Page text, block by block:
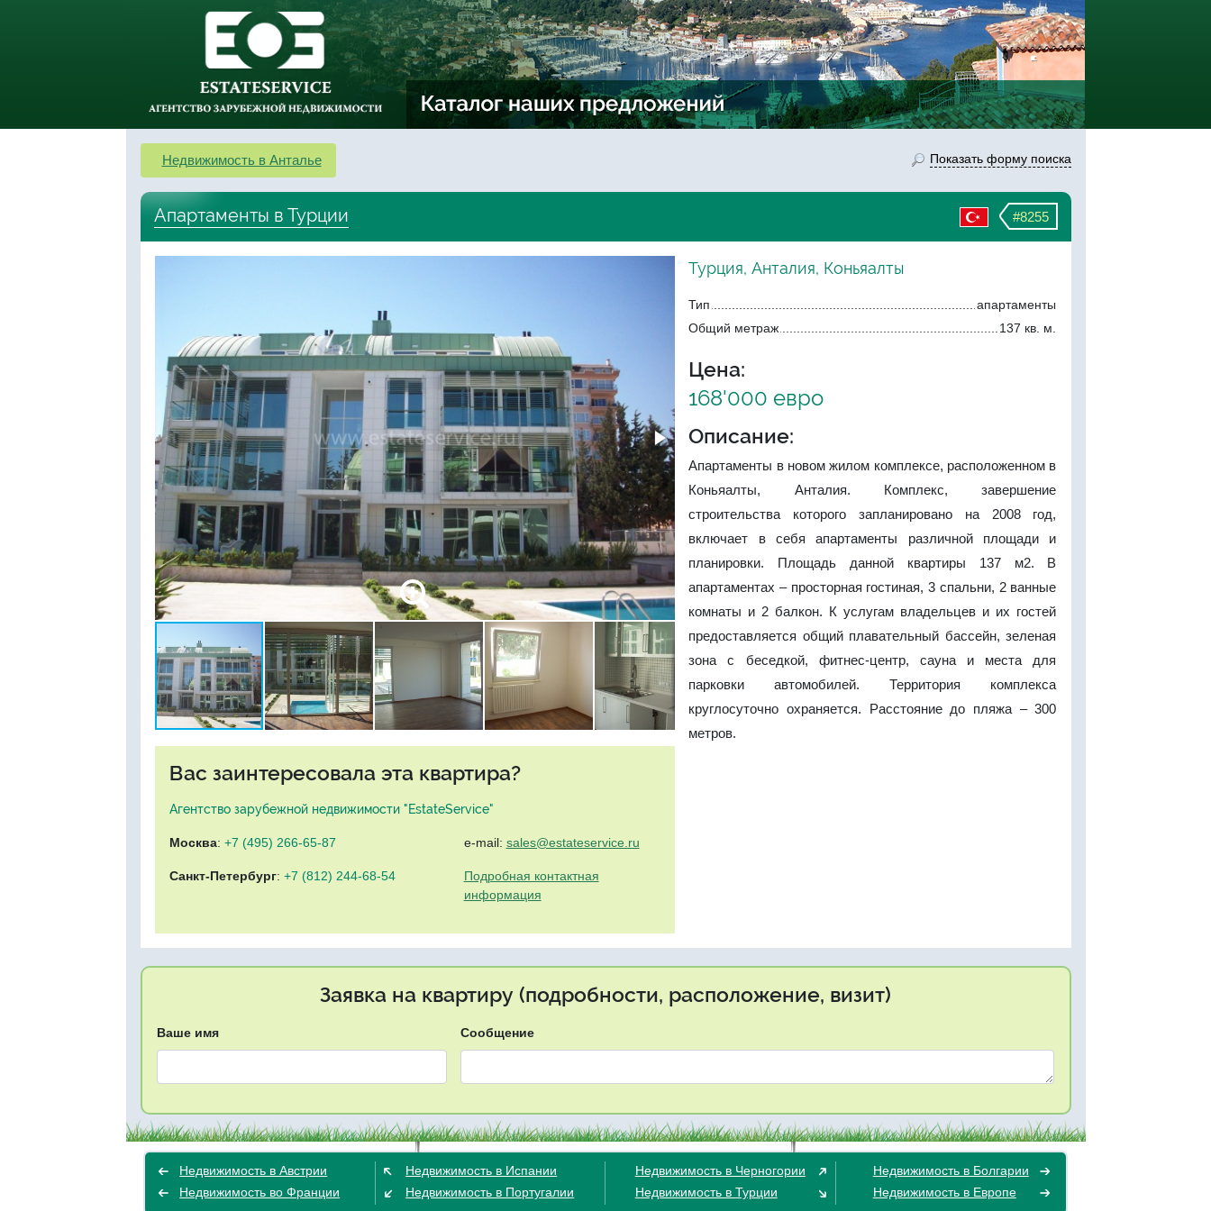
Недвижимость в Анталье Показать форму поиска
#8255
Апартаменты в Турции
Вас заинтересовала эта квартира?
Агентство зарубежной недвижимости "EstateService"
Москва: +7 (495) 266-65-87
Санкт-Петербург: +7 (812) 244-68-54
e-mail: sales@estateservice.ru
Подробная контактная
информация
Турция, Анталия, Коньяалты
Тип
апартаменты
Общий метраж
137 кв. м.
Цена:
168'000 евро
Описание:
Апартаменты в новом жилом комплексе, расположенном в
Коньяалты, Анталия. Комплекс, завершение
строительства которого запланировано на 2008 год,
включает в себя апартаменты различной площади и
планировки. Площадь данной квартиры 137 м2. В
апартаментах – просторная гостиная, 3 спальни, 2 ванные
комнаты и 2 балкон. К услугам владельцев и их гостей
предоставляется общий плавательный бассейн, зеленая
зона с беседкой, фитнес-центр, сауна и места для
парковки автомобилей. Территория комплекса
круглосуточно охраняется. Расстояние до пляжа – 300
метров.
Заявка на квартиру (подробности, расположение, визит)
Ваше имя Сообщение
Недвижимость в Австрии
Недвижимость во Франции
Недвижимость в Испании
Недвижимость в Португалии
Недвижимость в Черногории
Недвижимость в Турции
Недвижимость в Болгарии
Недвижимость в Европе